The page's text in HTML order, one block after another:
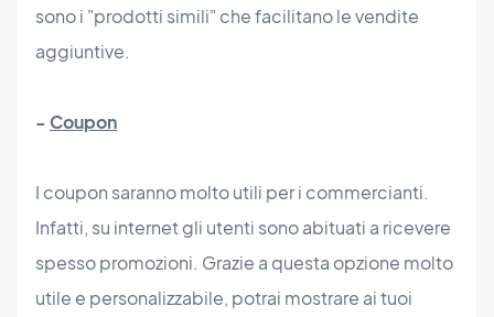
sono i "prodotti simili" che facilitano le vendite
aggiuntive.
-Coupon
I coupon saranno molto utili per i commercianti.
Infatti, su internet gli utenti sono abituati a ricevere
spesso promozioni. Grazie a questa opzione molto
utile e personalizzabile, potrai mostrare ai tuoi